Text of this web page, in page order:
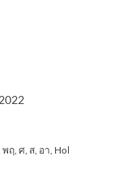
พฤ, ศ, ส, อา, Hol